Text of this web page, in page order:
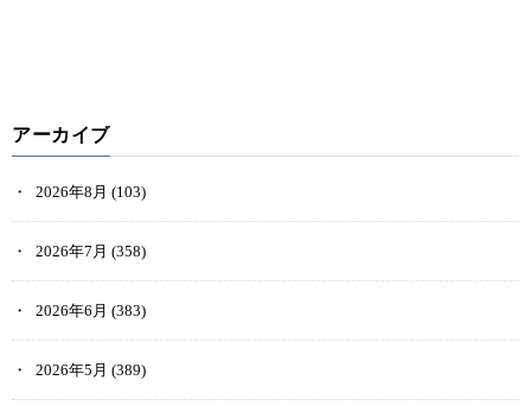
アーカイブ
2026年8月 (103)
2026年7月 (358)
2026年6月 (383)
2026年5月 (389)